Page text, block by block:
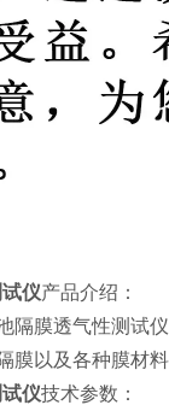
仪产品介绍：
隔膜透气性测试
膜以及各种膜材料
仪技术参数：